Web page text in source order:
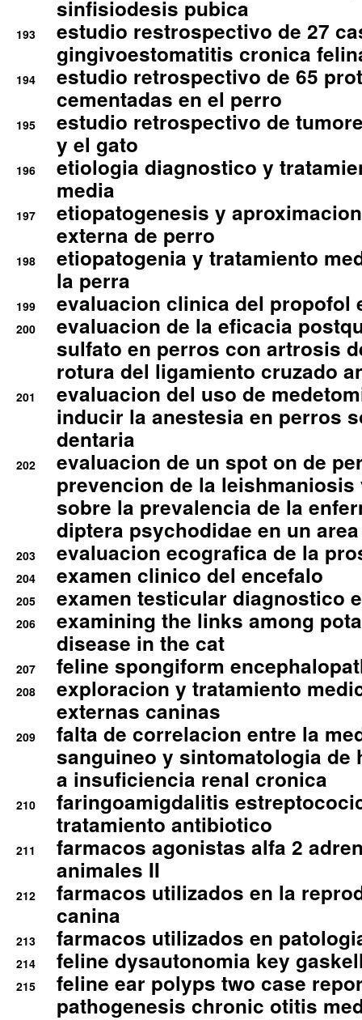
sinfisiodesis pubica
193
estudio restrospectivo de 27
gingivoestomatitis cronica
194
estudio retrospectivo de 65
cementadas en el perro
195
estudio retrospectivo de
y el gato
196
etiologia diagnostico y
media
197
etiopatogenesis y
externa de perro
198
etiopatogenia y tratamiento
la perra
199 evaluacion clinica del propofol
200
evaluacion de la eficacia
sulfato en perros con artrosis
rotura del ligamiento cruzado
201
evaluacion del uso de
inducir la anestesia en perros
dentaria
202
evaluacion de un spot on de
prevencion de la
sobre la prevalencia de la
diptera psychodidae en un
203 evaluacion ecografica de la
204 examen clinico del encefalo
205 examen testicular diagnostico
206
examining the links among
disease in the cat
207 feline spongiform
208
exploracion y tratamiento
externas caninas
209
falta de correlacion entre la
sanguineo y sintomatologia de
a insuficiencia renal cronica
210
faringoamigdalitis
tratamiento antibiotico
211
farmacos agonistas alfa 2
animales II
212
farmacos utilizados en la
canina
213 farmacos utilizados en
214 feline dysautonomia key
215
feline ear polyps two case
pathogenesis chronic otitis